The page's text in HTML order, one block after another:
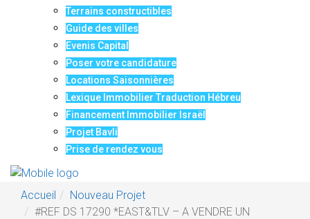
Terrains constructibles
Guide des villes
Evenis Capital
Poser votre candidature
Locations Saisonnières
Lexique Immobilier Traduction Hébreu
Financement Immobilier Israël
Projet Bavli
Prise de rendez vous
Accueil
Nouveau Projet
#REF DS 17290 *EAST&TLV – A VENDRE UN